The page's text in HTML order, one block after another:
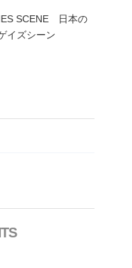
SCENE 日本の
イズシーン